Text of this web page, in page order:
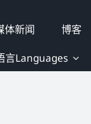
体新闻 博客
言Languages